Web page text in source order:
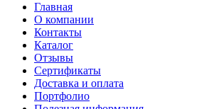
Главная
О компании
Контакты
Каталог
Отзывы
Сертификаты
Доставка и оплата
Портфолио